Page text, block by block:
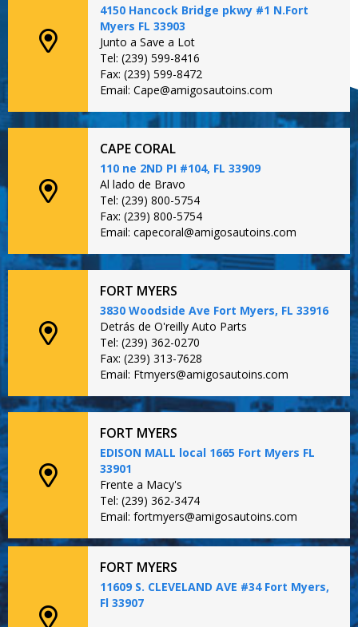
4150 Hancock Bridge pkwy #1 N.Fort
Myers FL 33903
Junto a Save a Lot
Tel: (239) 599-8416
Fax: (239) 599-8472
Email: Cape@amigosautoins.com
CAPE CORAL
110 ne 2ND PI #104, FL 33909
Al lado de Bravo
Tel: (239) 800-5754
Fax: (239) 800-5754
Email: capecoral@amigosautoins.com
FORT MYERS
3830 Woodside Ave Fort Myers, FL 33916
Detrás de O'reilly Auto Parts
Tel: (239) 362-0270
Fax: (239) 313-7628
Email: Ftmyers@amigosautoins.com
FORT MYERS
EDISON MALL local 1665 Fort Myers FL
33901
Frente a Macy's
Tel: (239) 362-3474
Email: fortmyers@amigosautoins.com
FORT MYERS
11609 S. CLEVELAND AVE #34 Fort Myers,
Fl 33907